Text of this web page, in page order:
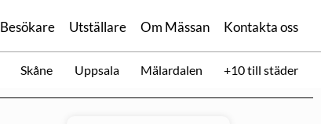
Besökare Utställare Om Mässan Kontakta oss
Skåne Uppsala Mälardalen +10 till städer